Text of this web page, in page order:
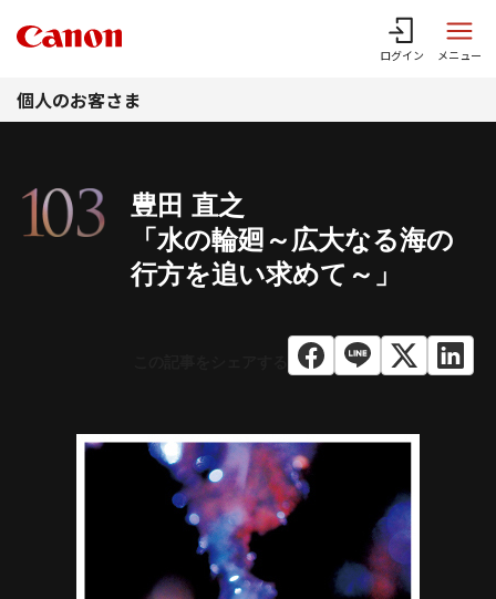
ログイン メニュー
個人のお客さま
豊田 直之
「水の輪廻～広大なる海の
行方を追い求めて～」